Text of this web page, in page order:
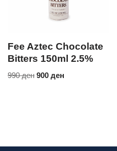
Fee Aztec Chocolate
Bitters 150ml 2.5%
990ден 900 ден